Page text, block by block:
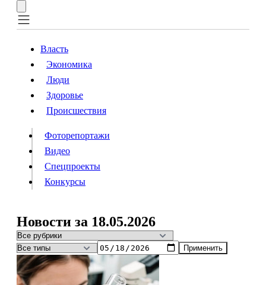
Власть
Происшествия
Видео
Конкурсы
ИнформацияПодпискаРекламаВсе новостиАрхив
Власть
Экономика
Люди
Здоровье
Происшествия
Фоторепортажи
Видео
Спецпроекты
Конкурсы
Новости за 18.05.2026
Применить